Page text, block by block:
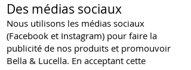
Des médias sociaux
Nous utilisons les médias sociaux
(Facebook et Instagram) pour faire la
publicité de nos produits et promouvoir
Bella & Lucella. En acceptant cette